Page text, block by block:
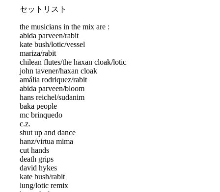
セットリスト
the musicians in the mix are :
abida parveen/rabit
kate bush/lotic/vessel
mariza/rabit
chilean flutes/the haxan cloak/lotic
john tavener/haxan cloak
amália rodriquez/rabit
abida parveen/bloom
hans reichel/sudanim
baka people
mc brinquedo
c.z.
shut up and dance
hanz/virtua mima
cut hands
death grips
david hykes
kate bush/rabit
lung/lotic remix